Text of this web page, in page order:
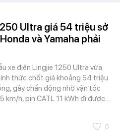
Ultra giá 54 triệu sở
và Yamaha phải
xe điện Lingjie 1250 Ultra vừa
thức chốt giá khoảng 54 triệu
gây chấn động nhờ vận tốc
km/h, pin CATL 11 kWh đi được…
0